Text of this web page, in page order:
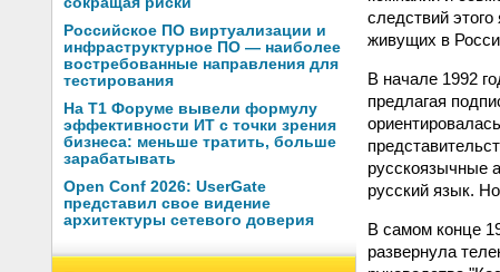
Российское ПО виртуализации и
инфраструктурное ПО — наиболее
востребованные направления для
тестирования
На Т1 Форуме вывели формулу
эффективности ИТ с точки зрения
бизнеса: меньше тратить, больше
зарабатывать
Open Conf 2026: UserGate
представил свое видение
архитектуры сетевого доверия
следствий
живущих в
В начале 1992
предлагая
русскоязычные
русский язык.
В самом конце
развернула